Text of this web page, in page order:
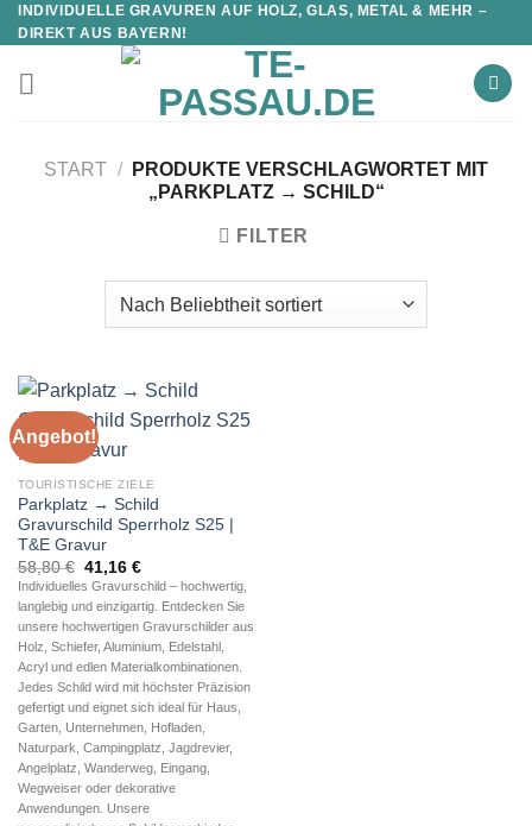
INDIVIDUELLE GRAVUREN AUF HOLZ, GLAS, METAL & MEHR –
DIREKT AUS BAYERN!
START /
PRODUKTE VERSCHLAGWORTET MIT
„PARKPLATZ → SCHILD“
FILTER
Angebot!
TOURISTISCHE ZIELE
Parkplatz → Schild
Gravurschild Sperrholz S25 |
T&E Gravur
58,80€ Ursprünglicher
Preis
war:
58,80 €
41,16 €Aktueller
Preis
ist:
41,16 €.
Individuelles Gravurschild – hochwertig,
langlebig und einzigartig. Entdecken Sie
unsere hochwertigen Gravurschilder aus
Holz, Schiefer, Aluminium, Edelstahl,
Acryl und edlen Materialkombinationen.
Jedes Schild wird mit höchster Präzision
gefertigt und eignet sich ideal für Haus,
Garten, Unternehmen, Hofladen,
Naturpark, Campingplatz, Jagdrevier,
Angelplatz, Wanderweg, Eingang,
Wegweiser oder dekorative
Anwendungen. Unsere